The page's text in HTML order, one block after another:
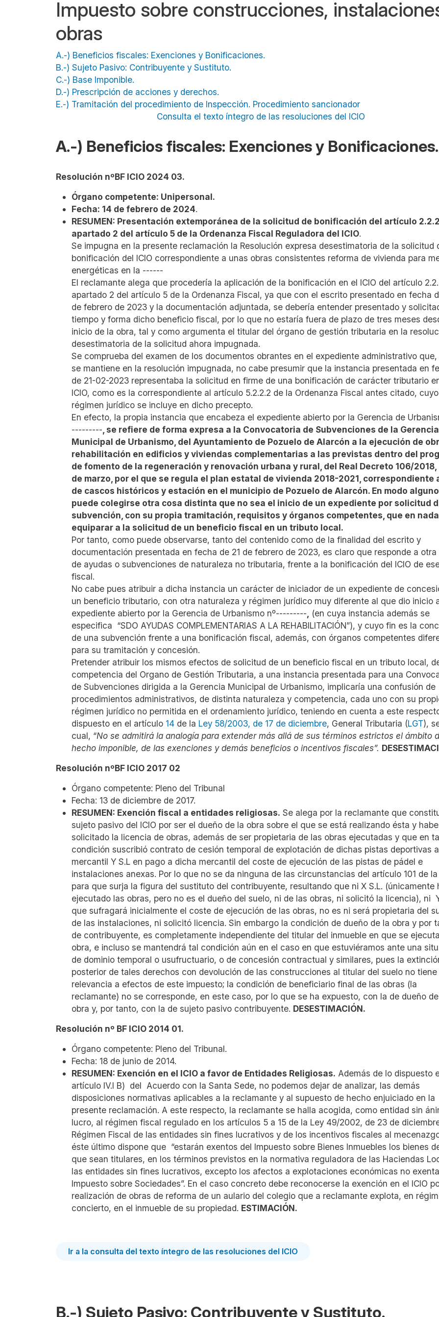
Impuesto sobre construcciones,
obras
A.-) Beneficios fiscales: Exenciones y Bonificaciones.
B.-) Sujeto Pasivo: Contribuyente y Sustituto.
C.-) Base Imponible.
D.-) Prescripción de acciones y derechos.
E.-) Tramitación del procedimiento de Inspección. Procedimiento sancionador
Consulta el texto íntegro de las resoluciones del ICIO
A.-) Beneficios fiscales: Exenciones y Bonificaciones.
Resolución nºBF ICIO 2024 03.
Órgano competente: Unipersonal.
Fecha: 14 de febrero de 2024.
RESUMEN: Presentación extemporánea de la solicitud de bonificación del artículo
apartado 2 del artículo 5 de la Ordenanza Fiscal Reguladora del ICIO.
Se impugna en la presente reclamación la Resolución expresa desestimatoria de la solicitud
bonificación del ICIO correspondiente a unas obras consistentes reforma de vivienda para
energéticas en la ------
El reclamante alega que procedería la aplicación de la bonificación en el ICIO del artículo
apartado 2 del artículo 5 de la Ordenanza Fiscal, ya que con el escrito presentado en fecha
de febrero de 2023 y la documentación adjuntada, se debería entender presentado y
tiempo y forma dicho beneficio fiscal, por lo que no estaría fuera de plazo de tres meses
inicio de la obra, tal y como argumenta el titular del órgano de gestión tributaria en la
desestimatoria de la solicitud ahora impugnada.
Se comprueba del examen de los documentos obrantes en el expediente administrativo
se mantiene en la resolución impugnada, no cabe presumir que la instancia presentada en
de 21-02-2023 representaba la solicitud en firme de una bonificación de carácter tributario
ICIO, como es la correspondiente al artículo 5.2.2.2 de la Ordenanza Fiscal antes citado, cuyo
régimen jurídico se incluye en dicho precepto.
En efecto, la propia instancia que encabeza el expediente abierto por la Gerencia de
--------- , se refiere de forma expresa a la Convocatoria de Subvenciones de la Gerencia
Municipal de Urbanismo, del Ayuntamiento de Pozuelo de Alarcón a la ejecución de
rehabilitación en edificios y viviendas complementarias a las previstas dentro del
de fomento de la regeneración y renovación urbana y rural, del Real Decreto 106/2018,
de marzo, por el que se regula el plan estatal de vivienda 2018-2021, correspondiente
de cascos históricos y estación en el municipio de Pozuelo de Alarcón. En modo alguno
puede colegirse otra cosa distinta que no sea el inicio de un expediente por solicitud
subvención, con su propia tramitación, requisitos y órganos competentes, que en
equiparar a la solicitud de un beneficio fiscal en un tributo local.
Por tanto, como puede observarse, tanto del contenido como de la finalidad del escrito y
documentación presentada en fecha de 21 de febrero de 2023, es claro que responde a otra
de ayudas o subvenciones de naturaleza no tributaria, frente a la bonificación del ICIO de
fiscal.
No cabe pues atribuir a dicha instancia un carácter de iniciador de un expediente de
un beneficio tributario, con otra naturaleza y régimen jurídico muy diferente al que dio inicio
expediente abierto por la Gerencia de Urbanismo nº---------
(en cuya instancia además se
especifica “SDO AYUDAS COMPLEMENTARIAS A LA REHABILITACIÓN”), y cuyo fin es la
de una subvención frente a una bonificación fiscal, además, con órganos competentes
para su tramitación y concesión.
Pretender atribuir los mismos efectos de solicitud de un beneficio fiscal en un tributo local,
competencia del Organo de Gestión Tributaria, a una instancia presentada para una
de Subvenciones dirigida a la Gerencia Municipal de Urbanismo, implicaría una confusión de
procedimientos administrativos, de distinta naturaleza y competencia, cada uno con su
régimen jurídico no permitida en el ordenamiento jurídico, teniendo en cuenta a este
dispuesto en el artículo 14 de la Ley 58/2003, de 17 de diciembre, General Tributaria (LGT),
cual, “No se admitirá la analogía para extender más allá de sus términos estrictos el ámbito
hecho imponible, de las exenciones y demás beneficios o incentivos fiscales”.
Resolución nºBF ICIO 2017 02
Órgano competente: Pleno del Tribunal
Fecha: 13 de diciembre de 2017.
RESUMEN: Exención fiscal a entidades religiosas. Se alega por la reclamante que
sujeto pasivo del ICIO por ser el dueño de la obra sobre el que se está realizando ésta y
solicitado la licencia de obras, además de ser propietaria de las obras ejecutadas y que en
condición suscribió contrato de cesión temporal de explotación de dichas pistas deportivas
mercantil Y S.L en pago a dicha mercantil del coste de ejecución de las pistas de pádel e
instalaciones anexas. Por lo que no se da ninguna de las circunstancias del artículo 101 de la
para que surja la figura del sustituto del contribuyente, resultando que ni X S.L. (únicamente
ejecutado las obras, pero no es el dueño del suelo, ni de las obras, ni solicitó la licencia), ni
que sufragará inicialmente el coste de ejecución de las obras, no es ni será propietaria del
de las instalaciones, ni solicitó licencia. Sin embargo la condición de dueño de la obra y por
de contribuyente, es completamente independiente del titular del inmueble en que se
obra, e incluso se mantendrá tal condición aún en el caso en que estuviéramos ante una
de dominio temporal o usufructuario, o de concesión contractual y similares, pues la
posterior de tales derechos con devolución de las construcciones al titular del suelo no tiene
relevancia a efectos de este impuesto; la condición de beneficiario final de las obras (la
reclamante) no se corresponde, en este caso, por lo que se ha expuesto, con la de dueño
obra y, por tanto, con la de sujeto pasivo contribuyente. DESESTIMACIÓN.
Resolución nº BF ICIO 2014 01.
Órgano competente: Pleno del Tribunal.
Fecha: 18 de junio de 2014.
RESUMEN: Exención en el ICIO a favor de Entidades Religiosas. Además de lo dispuesto
artículo IV.I B) del Acuerdo con la Santa Sede, no podemos dejar de analizar, las demás
disposiciones normativas aplicables a la reclamante y al supuesto de hecho enjuiciado en la
presente reclamación. A este respecto, la reclamante se halla acogida, como entidad sin
lucro, al régimen fiscal regulado en los artículos 5 a 15 de la Ley 49/2002, de 23 de
Régimen Fiscal de las entidades sin fines lucrativos y de los incentivos fiscales al
éste último dispone que “estarán exentos del Impuesto sobre Bienes Inmuebles los bienes
que sean titulares, en los términos previstos en la normativa reguladora de las Haciendas
las entidades sin fines lucrativos, excepto los afectos a explotaciones económicas no
Impuesto sobre Sociedades”. En el caso concreto debe reconocerse la exención en el ICIO
realización de obras de reforma de un aulario del colegio que a reclamante explota, en
concierto, en el inmueble de su propiedad. ESTIMACIÓN.
Ir a la consulta del texto íntegro de las resoluciones del ICIO
B.-) Sujeto Pasivo: Contribuyente y Sustituto.